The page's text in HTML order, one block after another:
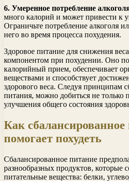
6. Умеренное потребление
много калорий и может привести к
Ограничьте потребление алкоголя
него во время процесса похудения.
Здоровое питание для снижения
компонентом при похудении. Оно
калорийный прием, обеспечивает
веществами и способствует
здорового веса. Следуя принципам
питания, можно добиться не только
улучшения общего состояния
Как сбалансированное
помогает похудеть
Сбалансированное питание
разнообразных продуктов, которые
питательные вещества: белки,